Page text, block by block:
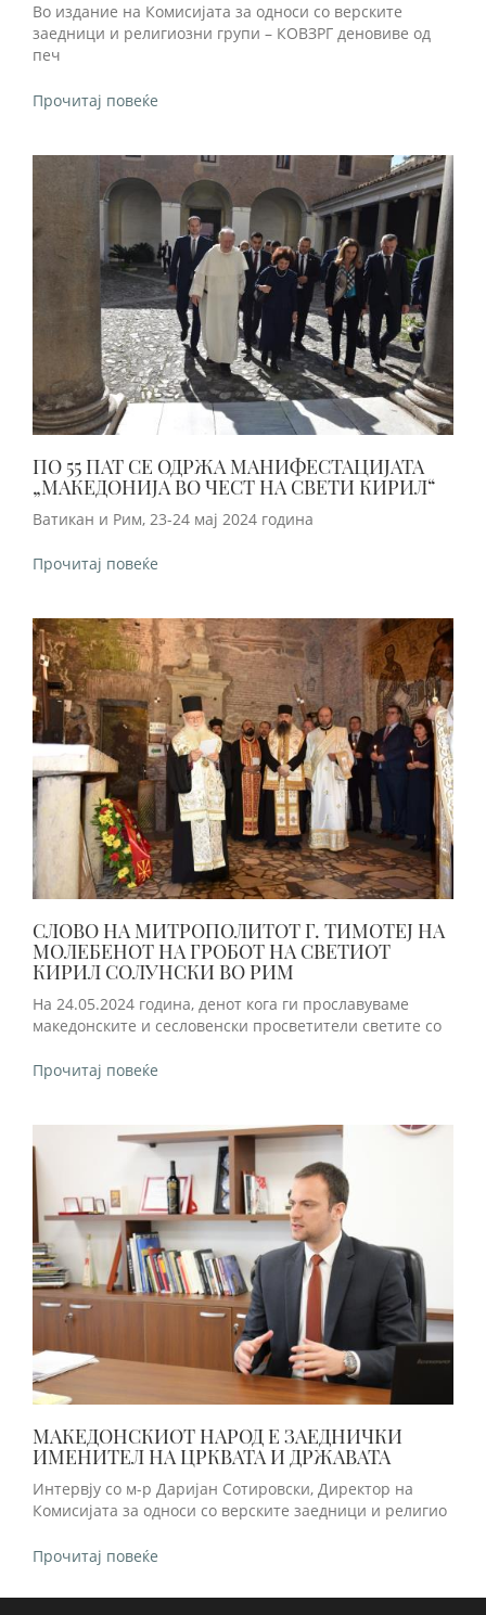
Во издание на Комисијата за односи со верските
заедници и религиозни групи – КОВЗРГ деновиве од
печ
Прочитај повеќе
ПО 55 ПАТ СЕ ОДРЖА МАНИФЕСТАЦИЈАТА
„МАКЕДОНИЈА ВО ЧЕСТ НА СВЕТИ КИРИЛ“
Ватикан и Рим, 23-24 мај 2024 година
Прочитај повеќе
СЛОВО НА МИТРОПОЛИТОТ Г. ТИМОТЕЈ НА
МОЛЕБЕНОТ НА ГРОБОТ НА СВЕТИОТ
КИРИЛ СОЛУНСКИ ВО РИМ
На 24.05.2024 година, денот кога ги прославуваме
македонските и сесловенски просветители светите со
Прочитај повеќе
МАКЕДОНСКИОТ НАРОД Е ЗАЕДНИЧКИ
ИМЕНИТЕЛ НА ЦРКВАТА И ДРЖАВАТА
Интервју со м-р Даријан Сотировски, Директор на
Комисијата за односи со верските заедници и религио
Прочитај повеќе